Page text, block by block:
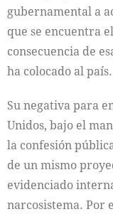
gubernamental a
que se encuentra
consecuencia de
ha colocado al país.
Su negativa para
Unidos, bajo el
la confesión
de un mismo
evidenciado
narcosistema. Por